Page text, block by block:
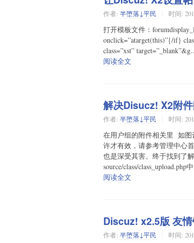
作者: 半堕落↓平民 时间:
打开模板文件：
onclick=”atarget(this)”{/if}
class=”xst”
阅读全文
解决Disucz! X2附件
作者: 半堕落↓平民 时间:
在用户组的附件相关里 如图
许才有效，请参考管理中心
也是深受其害。终于找到了
source/class/class_upload.php
阅读全文
Discuz! x2.5版 友
作者: 半堕落↓平民 时间: